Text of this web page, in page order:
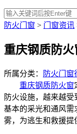
防火门窗 > 门窗资讯
重庆钢质防
所属分类： 防火门窗
重庆钢质防火窗
防火设施，越来越
基本的采光和通风需
雾，为逃生和救援提